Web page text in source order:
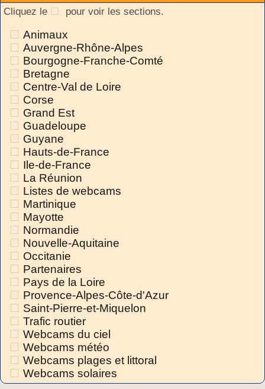
Cliquez le
pour voir les sections.
Animaux
Auvergne-Rhône-Alpes
Bourgogne-Franche-Comté
Bretagne
Centre-Val de Loire
Corse
Grand Est
Guadeloupe
Guyane
Hauts-de-France
Ile-de-France
La Réunion
Listes de webcams
Martinique
Mayotte
Normandie
Nouvelle-Aquitaine
Occitanie
Partenaires
Pays de la Loire
Provence-Alpes-Côte-d'Azur
Saint-Pierre-et-Miquelon
Trafic routier
Webcams du ciel
Webcams météo
Webcams plages et littoral
Webcams solaires